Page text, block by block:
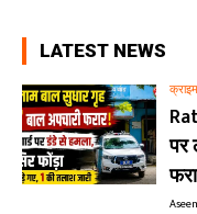
LATEST NEWS
क्राइम
पर